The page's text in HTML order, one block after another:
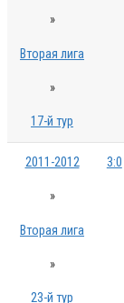
»
Вторая лига
»
17-й тур
2011-2012
»
Вторая лига
»
23-й тур
3:0